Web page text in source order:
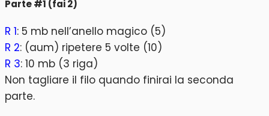
Parte #1 (fai 2)
R 1: 5 mb nell’anello magico (5)
R 2: (aum) ripetere 5 volte (10)
R 3: 10 mb (3 riga)
Non tagliare il filo quando finirai la seconda
parte.